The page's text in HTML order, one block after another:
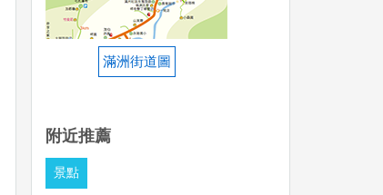
滿洲街道圖
附近推薦
景點